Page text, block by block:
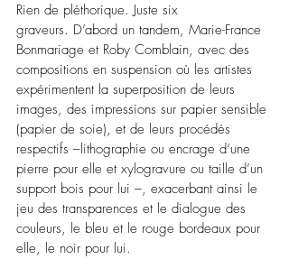
Rien de pléthorique. Juste six
graveurs. D’abord un tandem, Marie-France
Bonmariage et Roby Comblain, avec des
compositions en suspension où les artistes
expérimentent la superposition de leurs
images, des impressions sur papier sensible
(papier de soie), et de leurs procédés
respectifs –lithographie ou encrage d‘une
pierre pour elle et xylogravure ou taille d’un
support bois pour lui –, exacerbant ainsi le
jeu des transparences et le dialogue des
couleurs, le bleu et le rouge bordeaux pour
elle, le noir pour lui.